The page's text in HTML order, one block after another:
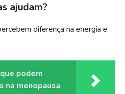
ajudam?
diferença na energia e
podem
na menopausa